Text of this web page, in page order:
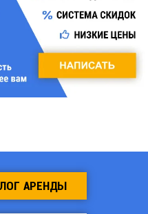
АРЕНДЫ